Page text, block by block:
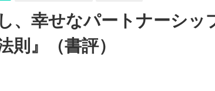
、幸せなパートナーシッ
則』（書評）